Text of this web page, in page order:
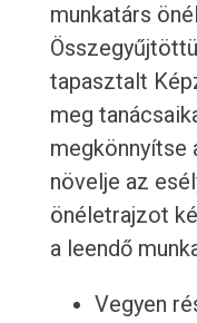
munkatárs
tapasztalt
meg
megkönnyítse
növelje az
önéletrajzot
a leendő
Vegyen